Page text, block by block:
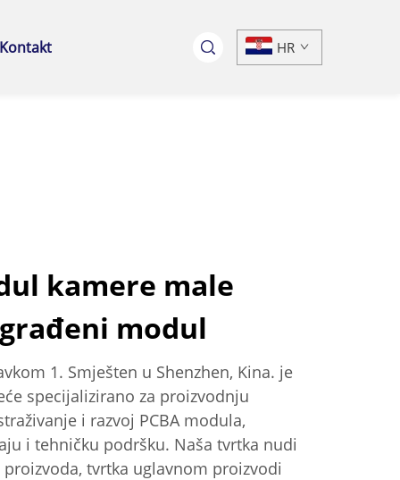
Kontakt HR
kamere male
modul
1. Smješten u Shenzhen, Kina. je
specijalizirano za proizvodnju
i razvoj PCBA modula,
i tehničku podršku. Naša tvrtka nudi
tvrtka uglavnom proizvodi